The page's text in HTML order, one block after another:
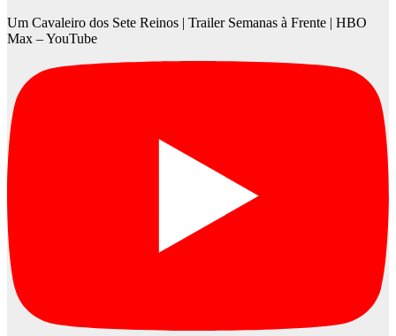
Um Cavaleiro dos Sete Reinos | Trailer Semanas à Frente | HBO
Max – YouTube